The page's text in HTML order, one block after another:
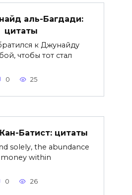
аль-Багдади:
цитаты
к Джунайду
чтобы тот стал
0 25
Батист: цитаты
solely, the abundance
within
0 26